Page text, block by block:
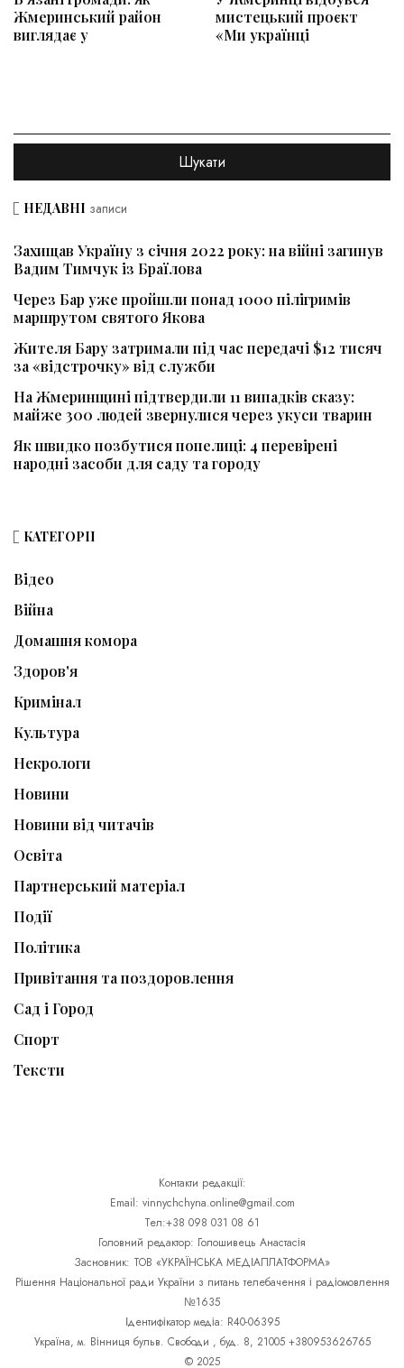
Жмеринський район
виглядає у
мистецький проєкт
«Ми українці
НЕДАВНІ записи
Захищав Україну з січня 2022 року: на війні загинув
Вадим Тимчук із Браїлова
Через Бар уже пройшли понад 1000 пілігримів
маршрутом святого Якова
Жителя Бару затримали під час передачі $12 тисяч
за «відстрочку» від служби
На Жмеринщині підтвердили 11 випадків сказу:
майже 300 людей звернулися через укуси тварин
Як швидко позбутися попелиці: 4 перевірені
народні засоби для саду та городу
КАТЕГОРІЇ
Відео
Війна
Домашня комора
Здоров'я
Кримінал
Культура
Некрологи
Новини
Новини від читачів
Освіта
Партнерський матеріал
Події
Політика
Привітання та поздоровлення
Сад і Город
Спорт
Тексти
Контакти редакції:
Email: vinnychchyna.online@gmail.com
Тел:+38 098 031 08 61
Головний редактор: Голошивець Анастасія
Засновник: ТОВ «УКРАЇНСЬКА МЕДІАПЛАТФОРМА»
Рішення Національної ради України з питань телебачення і радіомовлення
№1635
Ідентифікатор медіа: R40-06395
Україна, м. Вінниця бульв. Свободи , буд. 8, 21005 +380953626765
© 2025